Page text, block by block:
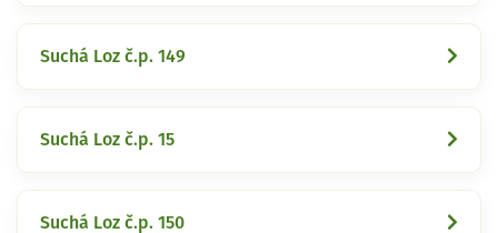
Suchá Loz č.p. 149
Suchá Loz č.p. 15
Suchá Loz č.p. 150